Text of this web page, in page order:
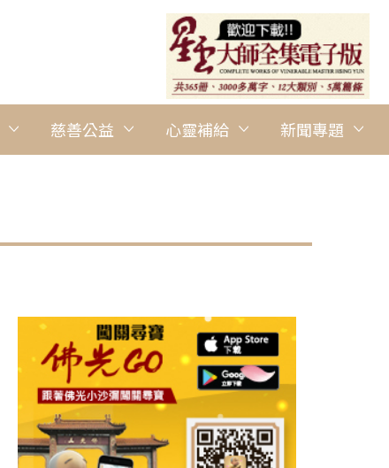
慈善公益 心靈補給 新聞專題
圖說：佛光山副住持慧倫法師恭讀為〈自然生態祈願文〉。 人間